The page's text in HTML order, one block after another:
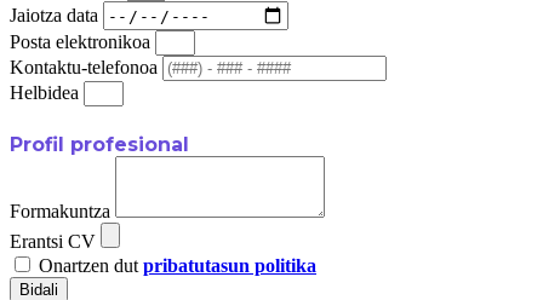
Jaiotza data
Posta elektronikoa
Kontaktu-telefonoa
Helbidea
Profil profesional
Formakuntza
Erantsi CV
Onartzen dut pribatutasun politika
Bidali